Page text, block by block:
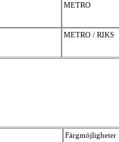
METRO
METRO / RIKS
Färgmöjligheter